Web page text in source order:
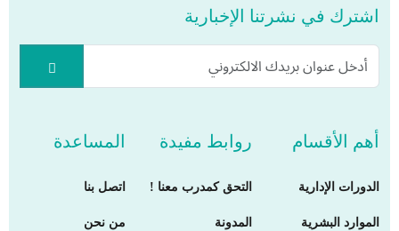
اشترك في نشرتنا الإخبارية
أهم الأقسام
الدورات الإدارية
الموارد البشرية
روابط مفيدة
التحق كمدرب معنا !
المدونة
المساعدة
اتصل بنا
من نحن